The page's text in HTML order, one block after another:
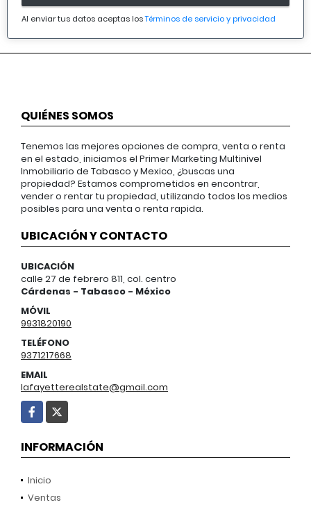
Al enviar tus datos aceptas losTérminos de servicio y privacidad
QUIÉNES SOMOS
Tenemos las mejores opciones de compra, venta o renta
en el estado, iniciamos el Primer Marketing Multinivel
Inmobiliario de Tabasco y Mexico, ¿buscas una
propiedad? Estamos comprometidos en encontrar,
vender o rentar tu propiedad, utilizando todos los medios
posibles para una venta o renta rapida.
UBICACIÓN Y CONTACTO
UBICACIÓN
calle 27 de febrero 811, col. centro
Cárdenas - Tabasco - México
MÓVIL
9931820190
TELÉFONO
9371217668
EMAIL
lafayetterealstate@gmail.com
Facebook
X
INFORMACIÓN
Inicio
Ventas